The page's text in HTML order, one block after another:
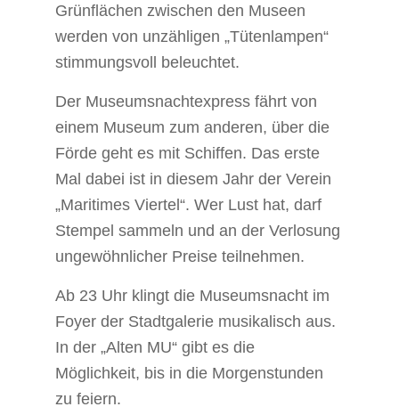
Grünflächen zwischen den Museen
werden von unzähligen „Tütenlampen“
stimmungsvoll beleuchtet.
Der Museumsnachtexpress fährt von
einem Museum zum anderen, über die
Förde geht es mit Schiffen. Das erste
Mal dabei ist in diesem Jahr der Verein
„Maritimes Viertel“. Wer Lust hat, darf
Stempel sammeln und an der Verlosung
ungewöhnlicher Preise teilnehmen.
Ab 23 Uhr klingt die Museumsnacht im
Foyer der Stadtgalerie musikalisch aus.
In der „Alten MU“ gibt es die
Möglichkeit, bis in die Morgenstunden
zu feiern.